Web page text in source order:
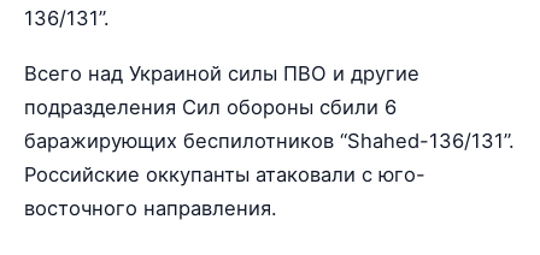
136/131”.
Всего над Украиной силы ПВО и другие
подразделения Сил обороны сбили 6
баражирующих беспилотников “Shahed-136/131”.
Российские оккупанты атаковали с юго-
восточного направления.